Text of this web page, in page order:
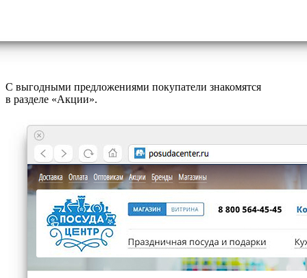
С выгодными предложениями покупатели знакомятся
в разделе «Акции».